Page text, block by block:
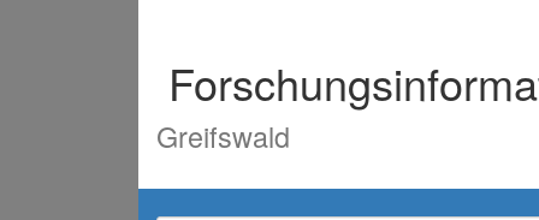
Greifswald